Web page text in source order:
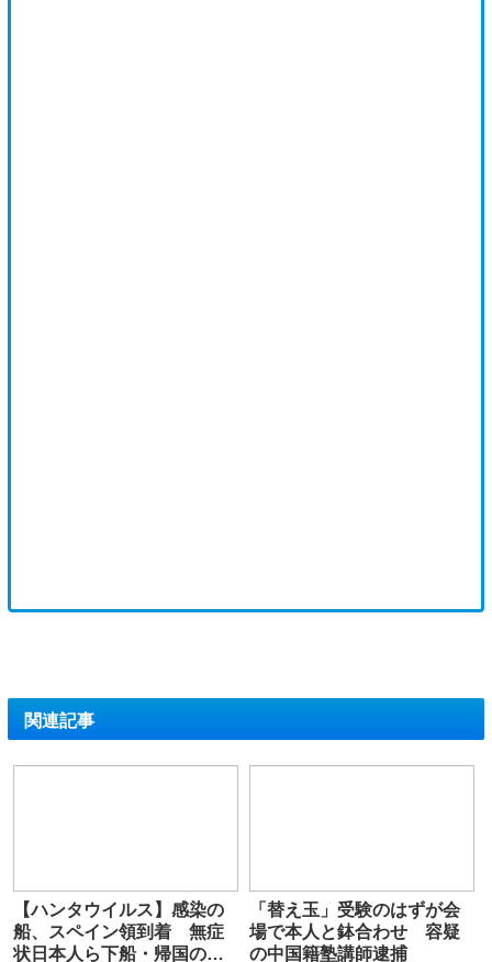
関連記事
【ハンタウイルス】感染の
船、スペイン領到着 無症
状日本人ら下船・帰国の途
「替え玉」受験のはずが会
場で本人と鉢合わせ 容疑
の中国籍塾講師逮捕